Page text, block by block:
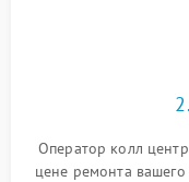
Оператор колл
цене ремонта